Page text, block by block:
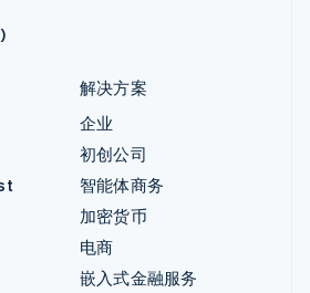
解决方案
企业
初创公司
智能体商务
加密货币
电商
嵌入式金融服务